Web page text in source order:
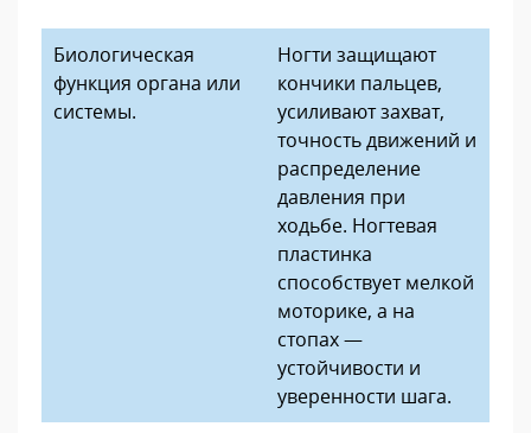
Биологическая
функция органа или
системы.
Ногти защищают
кончики пальцев,
усиливают захват,
точность движений и
распределение
давления при
ходьбе. Ногтевая
пластинка
способствует мелкой
моторике, а на
стопах —
устойчивости и
уверенности шага.